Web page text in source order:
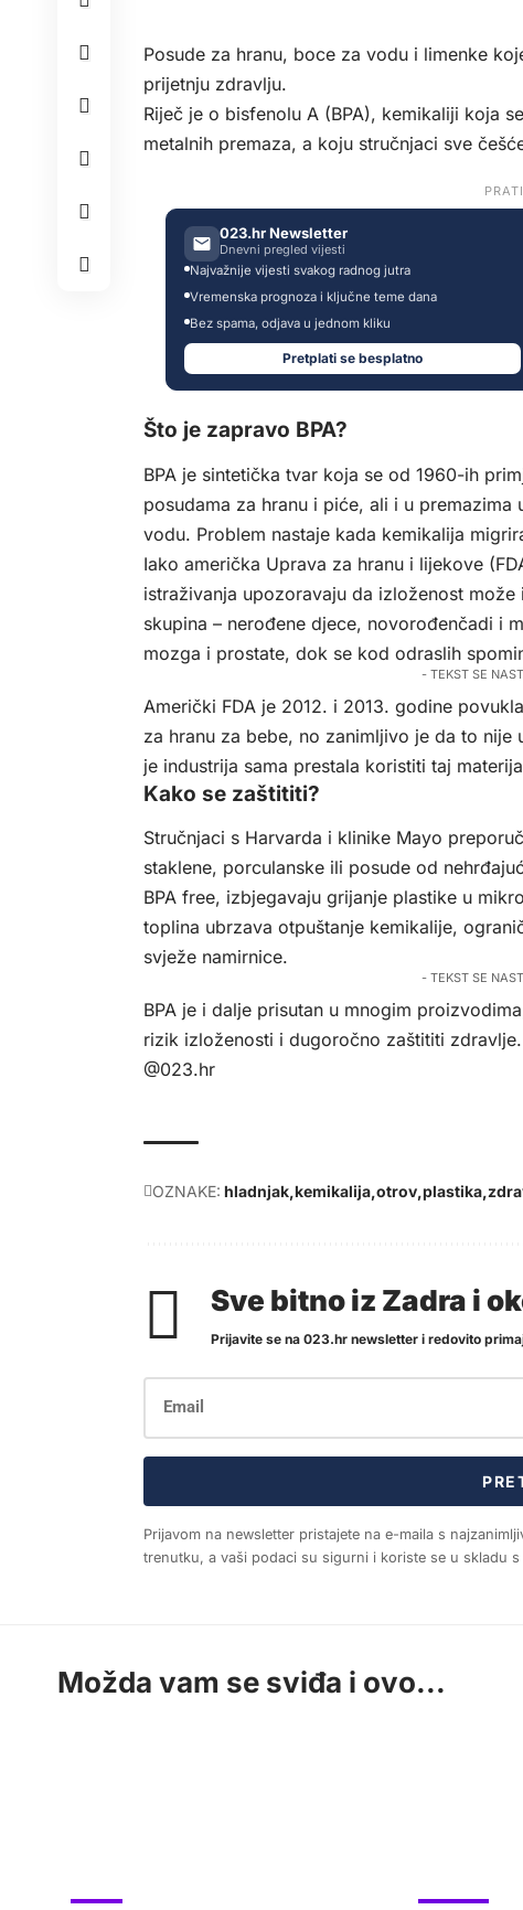
Posude za hranu, boce za vodu i limenke
prijetnju zdravlju.
Riječ je o bisfenolu A (BPA), kemikaliji koja
metalnih premaza, a koju stručnjaci sve
023.hr Newsletter
Dnevni pregled vijesti
Najvažnije vijesti svakog radnog jutra
Vremenska prognoza i ključne teme dana
Bez spama, odjava u jednom kliku
Pretplati se besplatno
Što je zapravo BPA?
BPA je sintetička tvar koja se od 1960-ih
posudama za hranu i piće, ali i u
vodu. Problem nastaje kada kemikalija
Iako američka Uprava za hranu i lijekove
istraživanja upozoravaju da izloženost
skupina – nerođene djece, novorođenčadi i
mozga i prostate, dok se kod odraslih
- TEKST SE
Američki FDA je 2012. i 2013. godine
za hranu za bebe, no zanimljivo je da to
je industrija sama prestala koristiti taj
Kako se zaštititi?
Stručnjaci s Harvarda i klinike Mayo
staklene, porculanske ili posude od
BPA free, izbjegavaju grijanje plastike u
toplina ubrzava otpuštanje kemikalije,
svježe namirnice.
- TEKST SE
BPA je i dalje prisutan u mnogim
rizik izloženosti i dugoročno zaštititi zdravlje.
@023.hr
OZNAKE: hladnjak kemikalija otrov plastika
Sve bitno iz Zadra i
Prijavite se na 023.hr newsletter i redovito
Prijavom na newsletter pristajete na e-maila s
trenutku, a vaši podaci su sigurni i koriste se u skladu s
Možda vam se sviđa i ovo...